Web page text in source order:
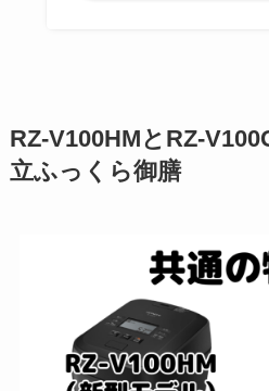
RZ-V100HMとRZ-
立ふっくら御膳